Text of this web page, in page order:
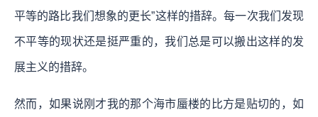
平等的路比我们想象的更长”这样的措辞。每一次我们发现
不平等的现状还是挺严重的，我们总是可以搬出这样的发
展主义的措辞。
然而，如果说刚才我的那个海市蜃楼的比方是贴切的，如